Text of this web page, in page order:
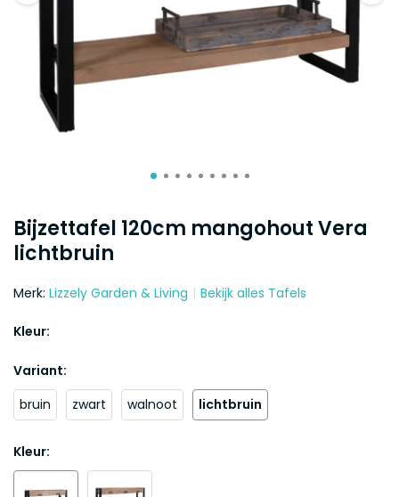
Bijzettafel 120cm mangohout Vera
lichtbruin
Merk: Lizzely Garden & Living Bekijk alles Tafels
Kleur:
Variant:
bruin
zwart walnoot lichtbruin
Kleur: